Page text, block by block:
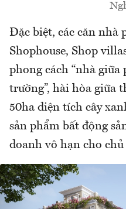
Đặc biệt, các căn nhà
Shophouse, Shop
phong cách “nhà giữa
trường”, hài hòa giữa
50ha diện tích cây
sản phẩm bất động
doanh vô hạn cho chủ